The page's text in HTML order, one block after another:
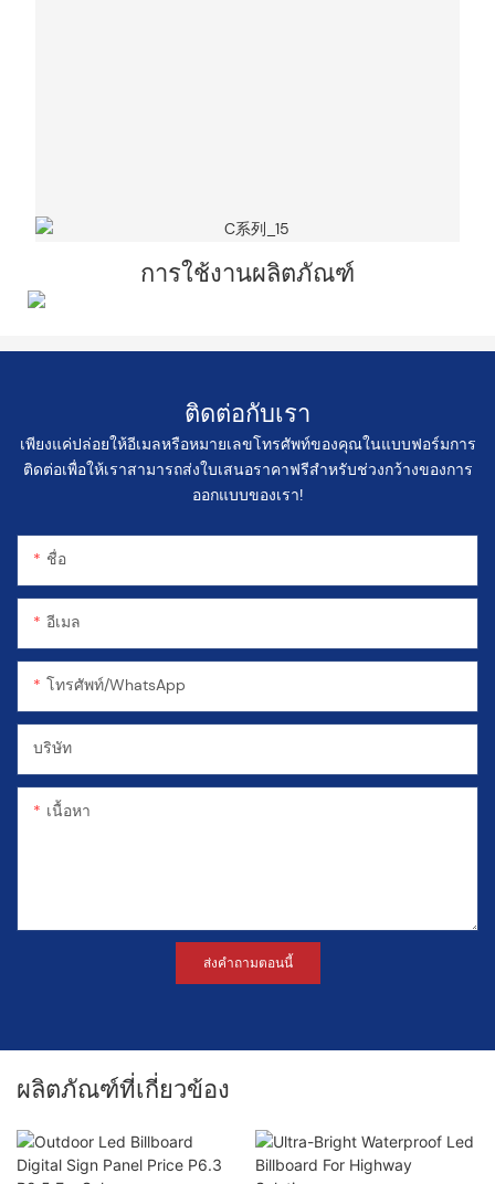
การใช้งานผลิตภัณฑ์
ติดต่อกับเรา
เพียงแค่ปล่อยให้อีเมลหรือหมายเลขโทรศัพท์ของคุณในแบบฟอร์มการ
ติดต่อเพื่อให้เราสามารถส่งใบเสนอราคาฟรีสำหรับช่วงกว้างของการ
ออกแบบของเรา!
ชื่อ
อีเมล
โทรศัพท์/WhatsApp
บริษัท
เนื้อหา
ส่งคำถามตอนนี้
ผลิตภัณฑ์ที่เกี่ยวข้อง